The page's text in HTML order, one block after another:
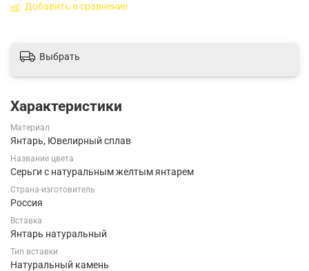
Добавить в сравнение
Выбрать
Характеристики
Материал
Янтарь, Ювелирный сплав
Название цвета
Серьги с натуральным желтым янтарем
Страна-изготовитель
Россия
Вставка
Янтарь натуральный
Тип вставки
Натуральный камень